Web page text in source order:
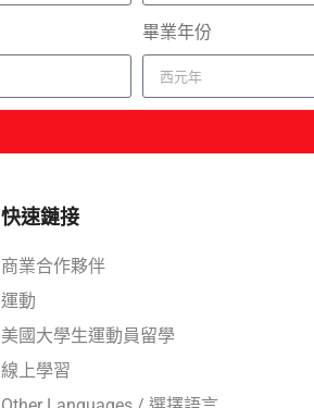
畢業年份
快速鏈接
商業合作夥伴
運動
美國大學生運動員留學
線上學習